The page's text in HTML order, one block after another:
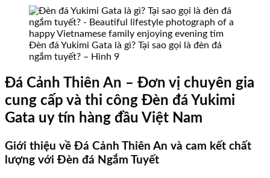
Đèn đá Yukimi Gata là gì? Tại sao gọi là đèn đá
ngắm tuyết? – Hình 9
Đá Cảnh Thiên An – Đơn vị chuyên gia
cung cấp và thi công Đèn đá Yukimi
Gata uy tín hàng đầu Việt Nam
Giới thiệu về Đá Cảnh Thiên An và cam kết chất
lượng với Đèn đá Ngắm Tuyết